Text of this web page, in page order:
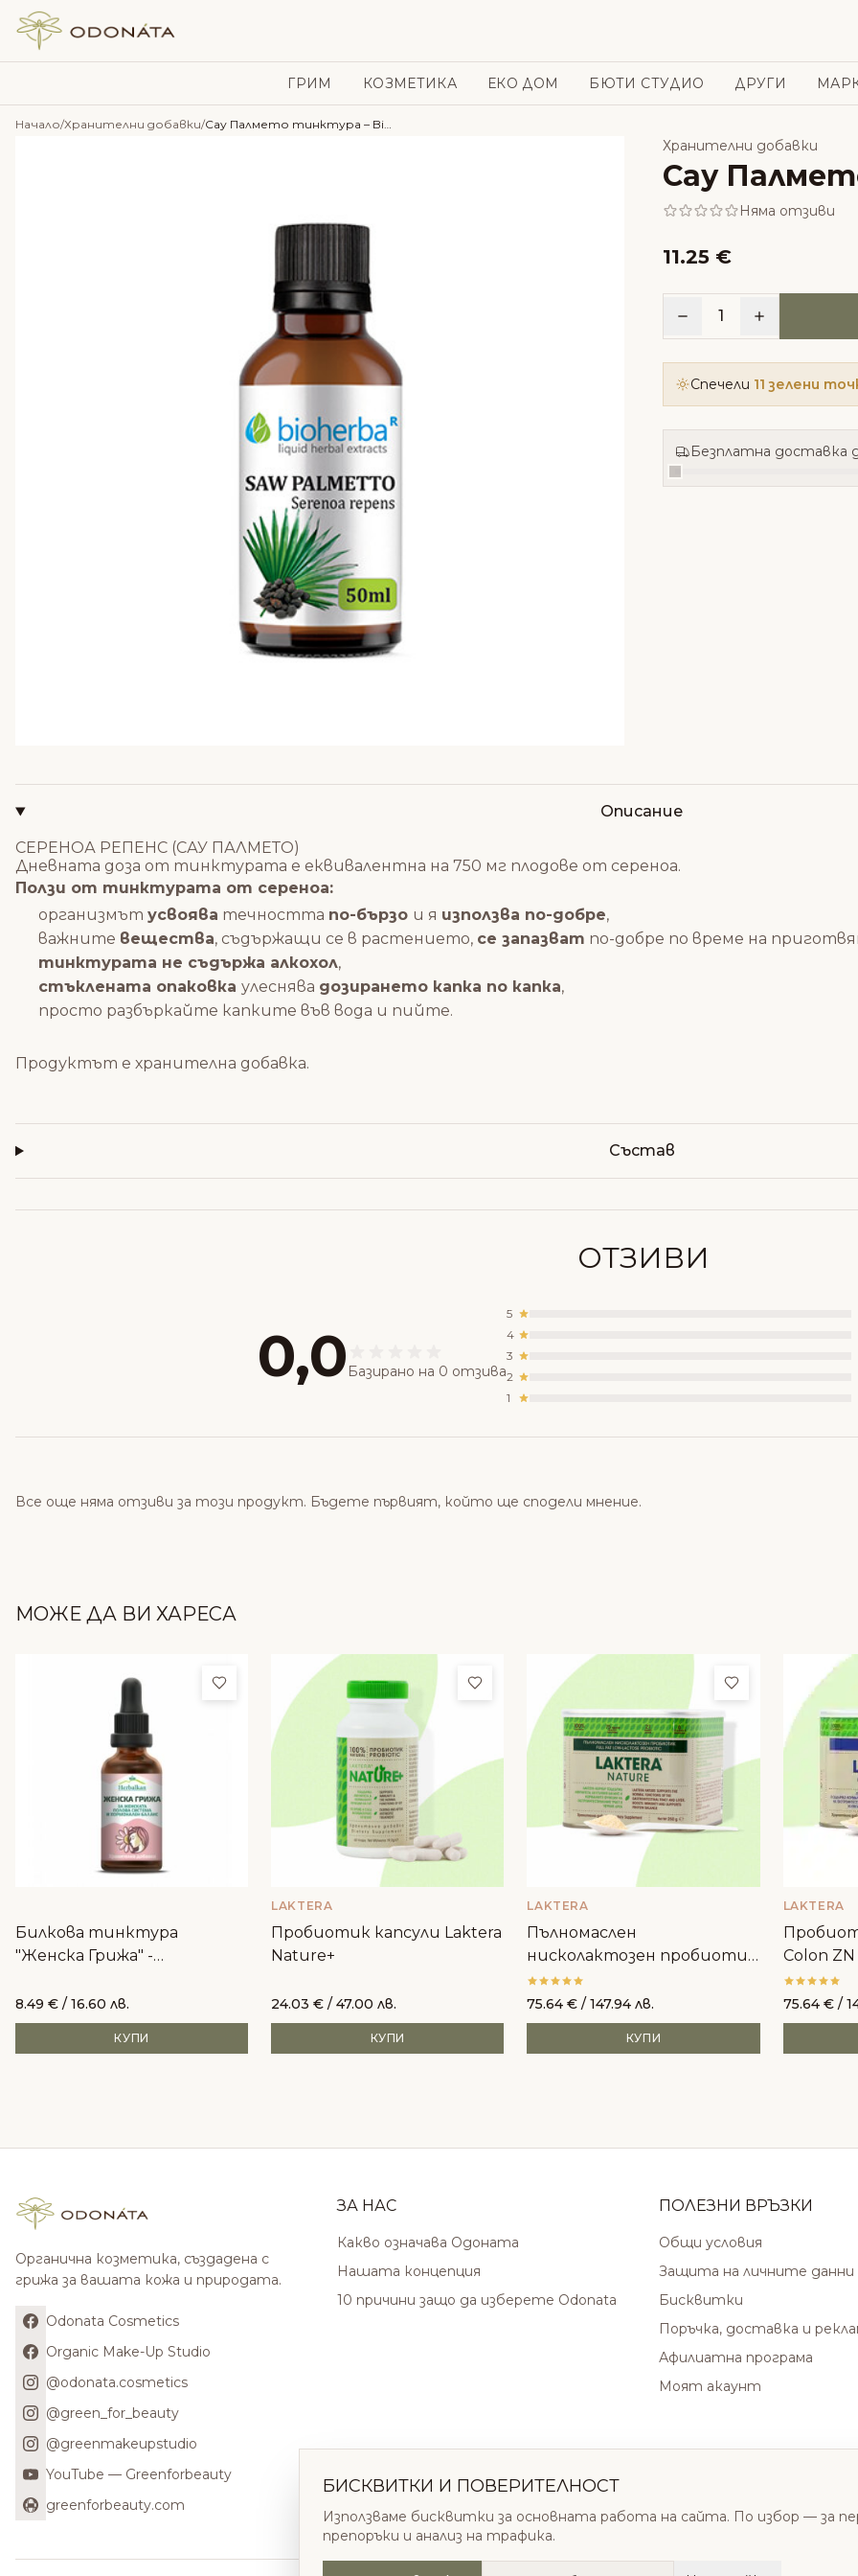
Skip to content
ГРИМ КОЗМЕТИКА ЕКО ДОМ БЮТИ СТУДИО ДРУГИ
Начало/Хранителни добавки/ Сау Палмето тинктура – Bioherba
Хранителни добавки
Сау
Няма отзиви
11.25 €
1
Спечели 11 зелени
Безплатна доставка
Описание
СЕРЕНОА РЕПЕНС (САУ ПАЛМЕТО)
Дневната доза от тинктурата е еквивалентна на 750 мг плодове от сереноа.
Ползи от тинктурата от сереноа:
организмът усвоява течността по-бързо и я използва по-добре,
важните вещества, съдържащи се в растението, се запазват по-добре по време на
тинктурата не съдържа алкохол,
стъклената опаковка улеснява дозирането капка по капка,
просто разбъркайте капките във вода и пийте.
Продуктът е хранителна добавка.
Състав
ОТЗИВИ
0,0 Базирано на 0 отзива
5
4
3
2
1
Все още няма отзиви за този продукт. Бъдете първият, който ще сподели мнение.
МОЖЕ ДА ВИ ХАРЕСА
Добави в любими
Билкова тинктура
"Женска Грижа" -
красива кожа
8.49 € / 16.60 лв.
КУПИ
Добави в любими
LAKTERA
Пробиотик капсули Laktera
Nature+
24.03€ / 47.00 лв.
КУПИ
Добави в
LAKTERA
Пълномаслен
нисколактозен пробиотик
в кутия Laktera Nature
75.64€ / 147.94 лв.
КУПИ
LAKTERA
Colon ZN
75.64 €/
Органична козметика, създадена с
грижа за вашата кожа и природата.
Odonata Cosmetics
Organic Make-Up Studio
@odonata.cosmetics
@green_for_beauty
@greenmakeupstudio
YouTube — Greenforbeauty
greenforbeauty.com
ЗА НАС
Какво означава Одоната
Нашата концепция
10 причини защо да изберете Odonata
ПОЛЕЗНИ ВРЪЗКИ
Общи условия
Защита на личните данни
Бисквитки
Поръчка, доставка и
Афилиатна програма
Моят акаунт
БИСКВИТКИ И ПОВЕРИТЕЛНОСТ
Използваме бисквитки за основната работа на сайта. По избор — за
препоръки и анализ на трафика.